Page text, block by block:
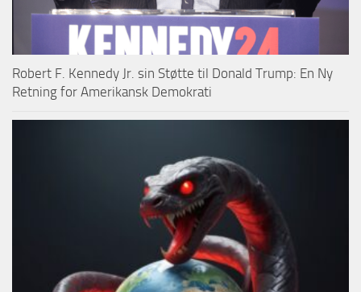
Robert F. Kennedy Jr. sin Støtte til Donald Trump: En Ny
Retning for Amerikansk Demokrati